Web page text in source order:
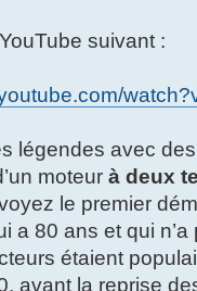
suivant :
légendes avec
moteur à deux
le premier
a 80 ans et qui
étaient
avant la reprise